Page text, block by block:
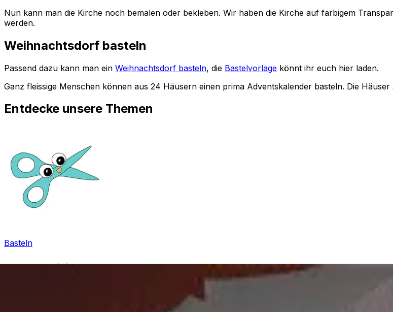
Nun kann man die Kirche noch bemalen oder bekleben. Wir haben die Kirche auf farbigem
werden.
Weihnachtsdorf basteln
Passend dazu kann man ein Weihnachtsdorf basteln, die Bastelvorlage könnt ihr euch hier laden.
Ganz fleissige Menschen können aus 24 Häusern einen prima Adventskalender basteln. Die Häuser
Entdecke unsere Themen
Basteln